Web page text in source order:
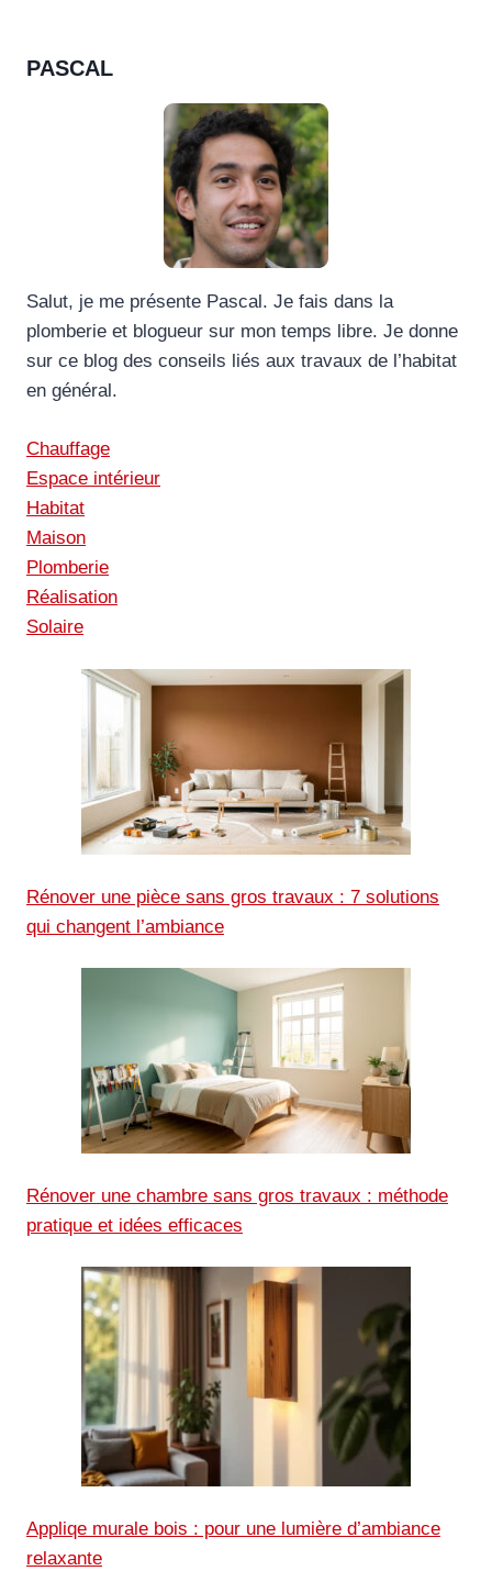
PASCAL
Salut, je me présente Pascal. Je fais dans la
plomberie et blogueur sur mon temps libre. Je donne
sur ce blog des conseils liés aux travaux de l’habitat
en général.
Chauffage
Espace intérieur
Habitat
Maison
Plomberie
Réalisation
Solaire
Rénover une pièce sans gros travaux : 7 solutions
qui changent l’ambiance
Rénover une chambre sans gros travaux : méthode
pratique et idées efficaces
Appliqe murale bois : pour une lumière d’ambiance
relaxante